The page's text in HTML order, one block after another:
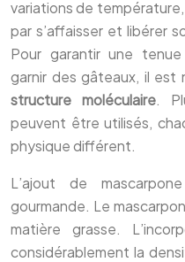
variations de
par s’affaisser et libérer
Pour garantir une
garnir des gâteaux, il est
structure moléculaire.
peuvent être utilisés,
physique différent.
L’ajout de
gourmande. Le
matière grasse.
considérablement la